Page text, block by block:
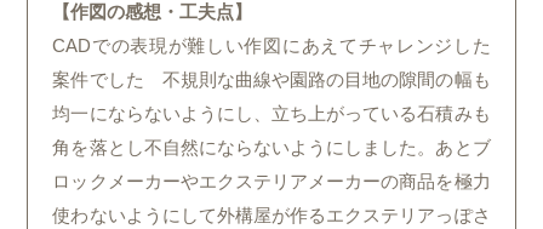
【作図の感想・工夫点】
CADでの表現が難しい作図にあえてチャレンジした
案件でした 不規則な曲線や園路の目地の隙間の幅も
均一にならないようにし、立ち上がっている石積みも
角を落とし不自然にならないようにしました。あとブ
ロックメーカーやエクステリアメーカーの商品を極力
使わないようにして外構屋が作るエクステリアっぽさ